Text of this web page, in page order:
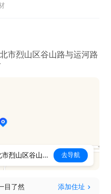
技术开发区运河路50号
市烈山区谷山路与运河路
淮北市烈山区安徽省淮北市烈山区谷山路与运河路交叉口正东方向110米左右 去导航
目了然 添加住址